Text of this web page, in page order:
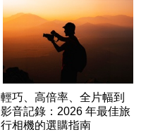
輕巧、高倍率、全片幅到
影音記錄：2026 年最佳旅
行相機的選購指南